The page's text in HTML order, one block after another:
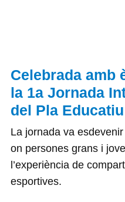
Celebrada amb
la 1a Jornada
del Pla
La jornada va
on persones grans i
l’experiència de
esportives.